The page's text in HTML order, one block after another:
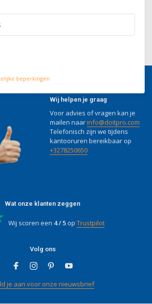
Wij helpen je graag
Voor advies of vragen kan je
mailen naarinfo@doitpro.com
Telefonisch zijn we tijdens
kantooruren bereikbaar op
+3278250650
Wat onze klanten zeggen
Wij scoren een 4 / 5op Trustpilot
Volg ons
je aan voor onze nieuwsbrief
beperkingen